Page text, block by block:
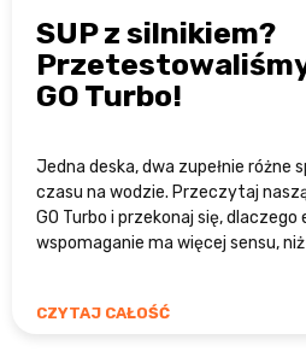
SUP z silnikiem?
GO Turbo!
Jedna deska, dwa zupełnie różne
czasu na wodzie. Przeczytaj
GO Turbo i przekonaj się,
wspomaganie ma więcej sensu,
CZYTAJ CAŁOŚĆ